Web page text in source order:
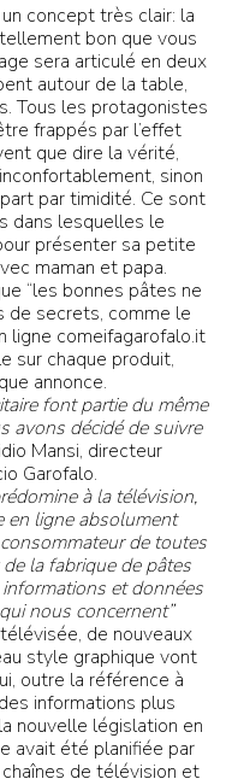
concept très clair: la
bon que vous
sera articulé en deux
autour de la table,
Tous les protagonistes
frappés par l’effet
que dire la vérité,
sinon
par timidité. Ce sont
dans lesquelles le
présenter sa petite
maman et papa.
“les bonnes pâtes ne
de secrets, comme le
ligne comeifagarofalo.it
sur chaque produit,
annonce.
font partie du même
avons décidé de suivre
Mansi, directeur
Garofalo.
à la télévision,
en ligne absolument
de toutes
la fabrique de pâtes
et données
nous concernent”
de nouveaux
style graphique vont
outre la référence à
informations plus
nouvelle législation en
avait été planifiée par
de télévision et